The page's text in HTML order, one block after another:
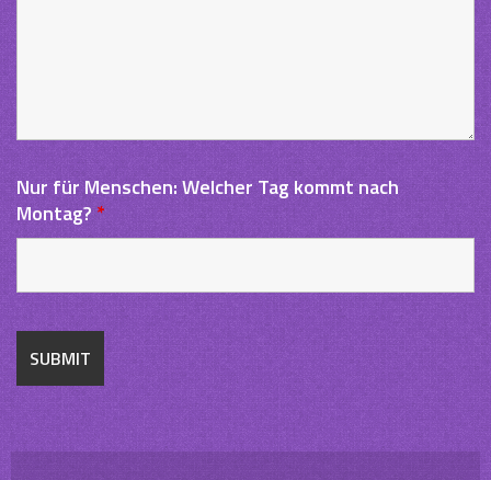
Nur für Menschen: Welcher Tag kommt nach
Montag?*